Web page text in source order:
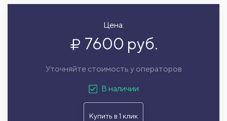
Цена:
7600 руб.
Уточняйте стоимость у операторов
В наличии
Купить в 1 клик